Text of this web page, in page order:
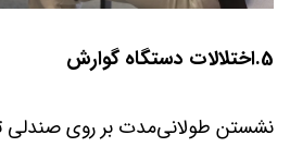
5.اختلالات دستگاه گوارش
نشستن طولانی‌مدت بر روی صندلی